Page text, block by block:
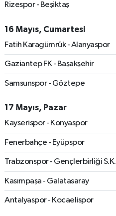
Rizespor - Beşiktaş
16 Mayıs, Cumartesi
Fatih Karagümrük - Alanyaspor
Gaziantep FK - Başakşehir
Samsunspor - Göztepe
17 Mayıs, Pazar
Kayserispor - Konyaspor
Fenerbahçe - Eyüpspor
Trabzonspor - Gençlerbirliği S.K.
Kasımpaşa - Galatasaray
Antalyaspor - Kocaelispor